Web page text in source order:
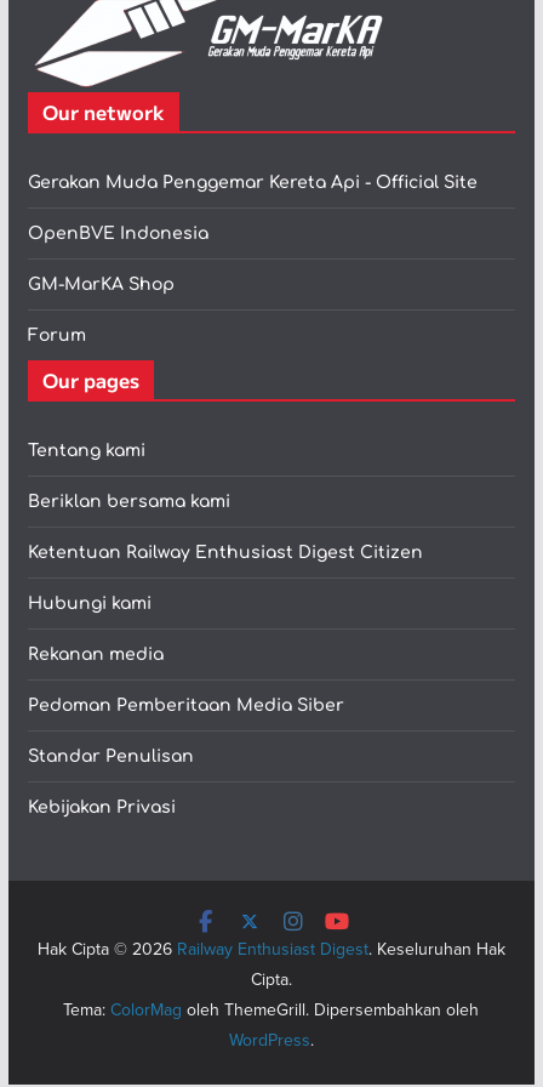
Our network
Gerakan Muda Penggemar Kereta Api - Official Site
OpenBVE Indonesia
GM-MarKA Shop
Forum
Our pages
Tentang kami
Beriklan bersama kami
Ketentuan Railway Enthusiast Digest Citizen
Hubungi kami
Rekanan media
Pedoman Pemberitaan Media Siber
Standar Penulisan
Kebijakan Privasi
Hak Cipta © 2026 Railway Enthusiast Digest. Keseluruhan Hak
Cipta.
Tema:ColorMag oleh ThemeGrill. Dipersembahkan oleh
WordPress.